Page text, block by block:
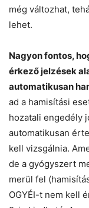
még változhat,
lehet.
Nagyon fontos,
érkező jelzések
automatikusan
ad a hamisítási
hozatali engedély
automatikusan
kell vizsgálnia.
de a gyógyszert
merül fel
OGYÉI-t nem kell